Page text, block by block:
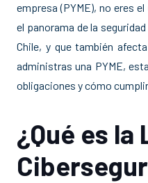
empresa (PYME), no eres
el panorama de la
Chile, y que también
administras una PYME,
obligaciones y cómo
¿Qué es la